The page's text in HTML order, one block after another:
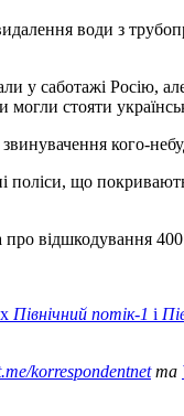
води з
у саботажі Росію,
стояти
кого-
що
відшкодування
Північний потік-1 і
korrespondentnetта